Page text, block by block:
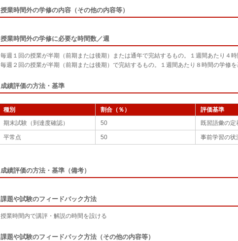
授業時間外の学修の内容（その他の内容等）
授業時間外の学修に必要な時間数／週
毎週１回の授業が半期（前期または後期）または通年で完結するもの。１週間あたり４時
毎週２回の授業が半期（前期または後期）で完結するもの。１週間あたり８時間の学修を
成績評価の方法・基準
種別 割合（％）
評価基準
期末試験（到達度確認）
50 既習語彙の定
平常点 50 事前学習の状
成績評価の方法・基準（備考）
課題や試験のフィードバック方法
授業時間内で講評・解説の時間を設ける
課題や試験のフィードバック方法（その他の内容等）